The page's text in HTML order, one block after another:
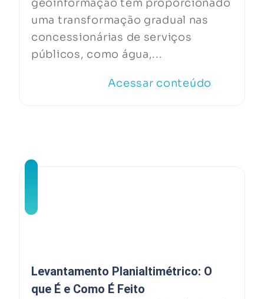
geoinformação tem proporcionado
uma transformação gradual nas
concessionárias de serviços
públicos, como água,...
Acessar conteúdo
Levantamento Planialtimétrico: O
que É e Como É Feito